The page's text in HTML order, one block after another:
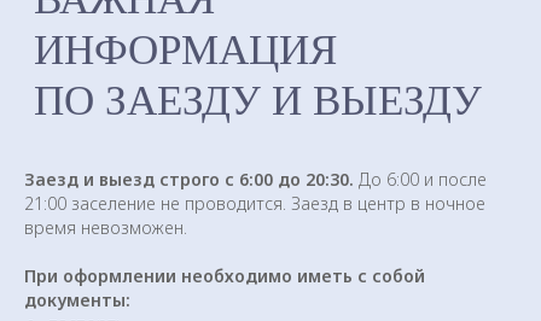
Заезд и выезд строго с 6:00 до 20:30. До 6:00 и после
21:00 заселение не проводится. Заезд в центр в ночное
время невозможен.
При оформлении необходимо иметь с собой
документы:
Это уникальное место, природный
заповедник силы с чистейшим
и звуками живой природы.